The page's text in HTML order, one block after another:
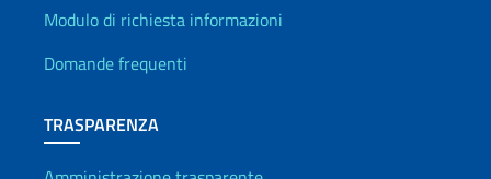
Info utili
Modulo di richiesta informazioni
Domande frequenti
TRASPARENZA